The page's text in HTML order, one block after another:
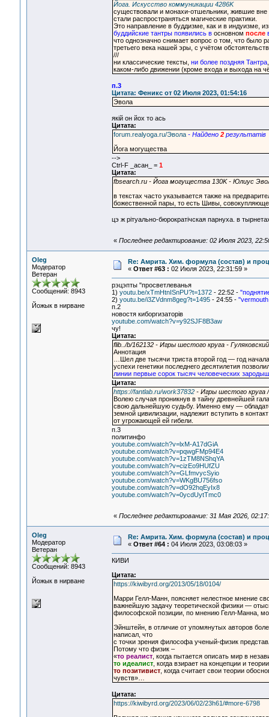
Йога. Искусство коммуникации 4286K
существовали и монахи-отшельники, жившие вне
стали распространяться магические практики.
Это направление в буддизме, как и в индуизме,
буддийские тантры появились восновном после
что однозначно снимает вопрос о том, что было
третьего века нашей эры, с учётом
///
ни классические тексты, ни более поздняя Тантра
каком-либо движении (кроме входа и выхода на
п.3
Цитата: Феникс от 02 Июля 2023, 01:54:16
Эвола
якiй он йох то ась
Цитата:
forum.realyoga.ru/Эвола - Найдено 2результатiв
Йога могущества
-->
Ctrl-F _асан_ = 1
Цитата:
fbsearch.ru - Йога могущества 130K - Юлиус
в текстах часто указывается также на
божественной пары, то есть Шивы,
цэ ж рiтуально-бюрократiчская парнуха. в
« Последнее редактирование: 02 Июля 2023,
Oleg
Модератор
Ветеран
Сообщений: 8943
Йожык в нирване
Re: Амрита. Хим. формула (состав) и
« Ответ #63 : 02 Июля 2023, 22:31:59 »
рэцэпты "просветлеванья
1) youtu.be/xTmHtnISnPU?t=1372- 22:52 -
2) youtu.be/i3ZVdnm8geg?t=1495- 24:55 -
п.2
новостя киборгизаторiв
youtube.com/watch?v=y92SJF8B3aw
чу!
Цитата:
flib../b/162132 - Игры шестого круга - Гуляковский
Аннотация
…Шел две тысячи триста второй год — год
успехи генетики последнего десятилетия
линии первые сорок тысяч человеческих
Цитата:
https://fantlab.ru/work37832- Игры шестого круга
Волею случая проникнув в тайну древнейшей
свою дальнейшую судьбу. Именно ему —
земной цивилизации, надлежит вступить в
от угрожающей ей гибели.
п.3
политинфо
youtube.com/watch?v=lxM-A17dGiA
youtube.com/watch?v=pqwgFMp94E4
youtube.com/watch?v=1zTM8NShqYA
youtube.com/watch?v=cizEo9HUfZU
youtube.com/watch?v=GLfmvycSyio
youtube.com/watch?v=WKgBU756fso
youtube.com/watch?v=dO92hqEyIx8
youtube.com/watch?v=0ycdUytTmc0
« Последнее редактирование: 31 Мая 2026,
Oleg
Модератор
Ветеран
Сообщений: 8943
Йожык в нирване
Re: Амрита. Хим. формула (состав) и
« Ответ #64 : 04 Июля 2023, 03:08:03 »
КИВИ
Цитата:
https://kiwibyrd.org/2013/05/18/0104/
Марри Гелл-Манн, поясняет нелестное мнение
важнейшую задачу теоретической физики —
философской позиции, по мнению Гелл-Манна,
Эйнштейн, в отличие от упомянутых авторов
написал, что
с точки зрения философа ученый-физик
Потому что физик –
«то реалист, когда пытается описать мир в
то идеалист, когда взирает на концепции и
то позитивист, когда считает свои теории
чувств»…
Цитата:
https://kiwibyrd.org/2023/06/02/23h61/#more-6798